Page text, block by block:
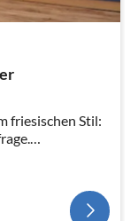
friesischen Stil: